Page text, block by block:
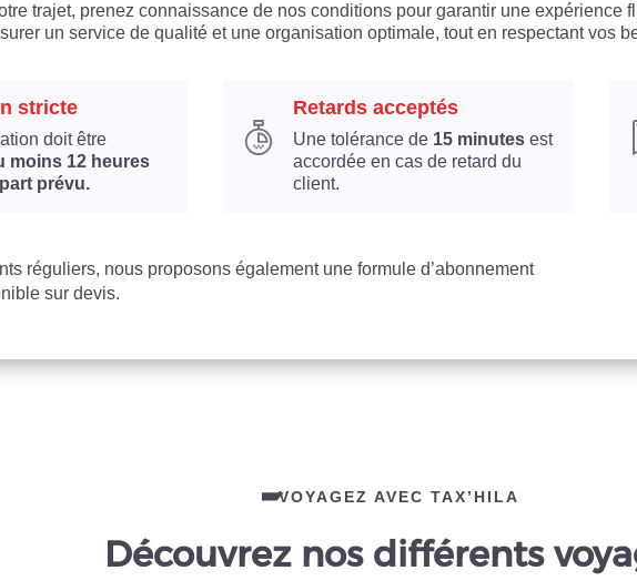
trajet, prenez connaissance de nos conditions pour garantir une expérience
un service de qualité et une organisation optimale, tout en respectant vos
stricte
doit être
moins 12 heures
prévu.
Retards acceptés
Une tolérance de 15 minutesest
accordée en cas de retard du
client.
réguliers, nous proposons également une formule d’abonnement
sur devis.
VOYAGEZ AVEC TAX’HILA
Découvrez nos différents